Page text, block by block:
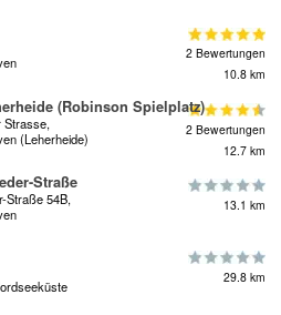
2 Bewertungen
10.8 km
(Robinson Spielplatz)
Strasse,
(Leherheide)
2 Bewertungen
12.7 km
Straße
Straße 54B,
13.1 km
29.8 km